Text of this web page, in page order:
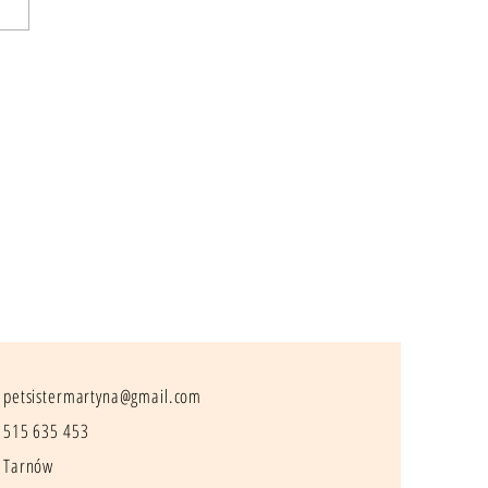
petsistermartyna@gmail.com
515 635 453
Tarnów